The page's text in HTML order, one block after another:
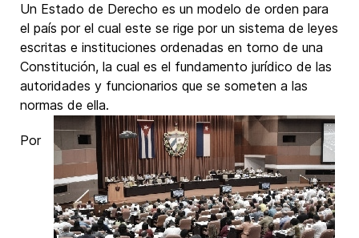
Un Estado de Derecho es un modelo de orden para
el país por el cual este se rige por un sistema de leyes
escritas e instituciones ordenadas en torno de una
Constitución, la cual es el fundamento jurídico de las
autoridades y funcionarios que se someten a las
normas de ella.
Por